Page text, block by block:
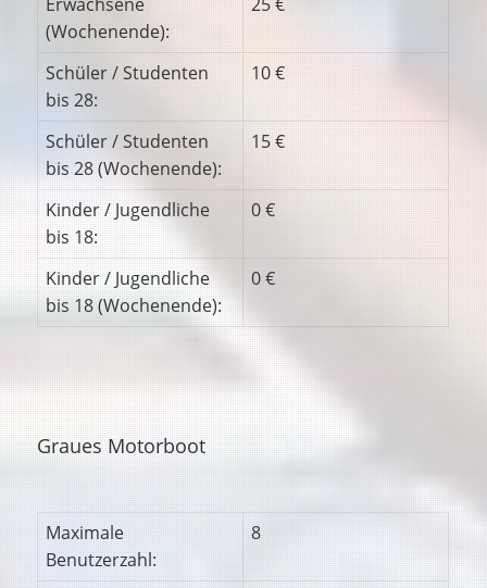
(Wochenende):
Schüler / Studenten
bis 28:
10 €
Schüler / Studenten
bis 28 (Wochenende):
15 €
Kinder / Jugendliche
bis 18:
0 €
Kinder / Jugendliche
bis 18 (Wochenende):
0 €
Graues Motorboot
Maximale
Benutzerzahl:
8